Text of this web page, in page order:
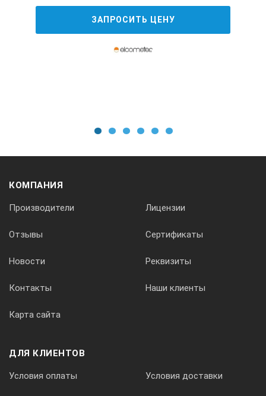
ЗАПРОСИТЬ ЦЕНУ
КОМПАНИЯ
Производители Лицензии
Отзывы Сертификаты
Новости Реквизиты
Контакты Наши клиенты
Карта сайта
ДЛЯ КЛИЕНТОВ
Условия оплаты Условия доставки